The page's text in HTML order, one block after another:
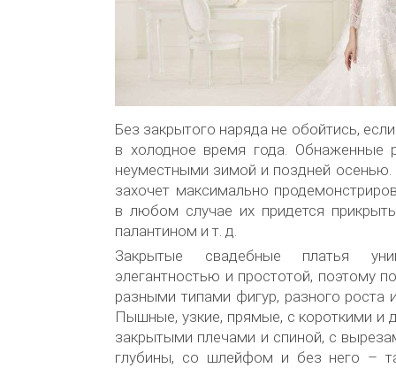
Без закрытого наряда не обойтись,
в холодное время года. Обнаженные
неуместными зимой и поздней
захочет максимально
в любом случае их придется
палантином и т. д.
Закрытые свадебные платья
элегантностью и простотой, поэтому
разными типами фигур, разного роста
Пышные, узкие, прямые, с короткими и
закрытыми плечами и спиной, с
глубины, со шлейфом и без него –